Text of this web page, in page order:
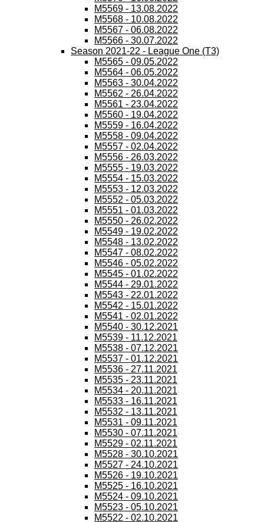
M5569 - 13.08.2022
M5568 - 10.08.2022
M5567 - 06.08.2022
M5566 - 30.07.2022
Season 2021-22 - League One (T3)
M5565 - 09.05.2022
M5564 - 06.05.2022
M5563 - 30.04.2022
M5562 - 26.04.2022
M5561 - 23.04.2022
M5560 - 19.04.2022
M5559 - 16.04.2022
M5558 - 09.04.2022
M5557 - 02.04.2022
M5556 - 26.03.2022
M5555 - 19.03.2022
M5554 - 15.03.2022
M5553 - 12.03.2022
M5552 - 05.03.2022
M5551 - 01.03.2022
M5550 - 26.02.2022
M5549 - 19.02.2022
M5548 - 13.02.2022
M5547 - 08.02.2022
M5546 - 05.02.2022
M5545 - 01.02.2022
M5544 - 29.01.2022
M5543 - 22.01.2022
M5542 - 15.01.2022
M5541 - 02.01.2022
M5540 - 30.12.2021
M5539 - 11.12.2021
M5538 - 07.12.2021
M5537 - 01.12.2021
M5536 - 27.11.2021
M5535 - 23.11.2021
M5534 - 20.11.2021
M5533 - 16.11.2021
M5532 - 13.11.2021
M5531 - 09.11.2021
M5530 - 07.11.2021
M5529 - 02.11.2021
M5528 - 30.10.2021
M5527 - 24.10.2021
M5526 - 19.10.2021
M5525 - 16.10.2021
M5524 - 09.10.2021
M5523 - 05.10.2021
M5522 - 02.10.2021